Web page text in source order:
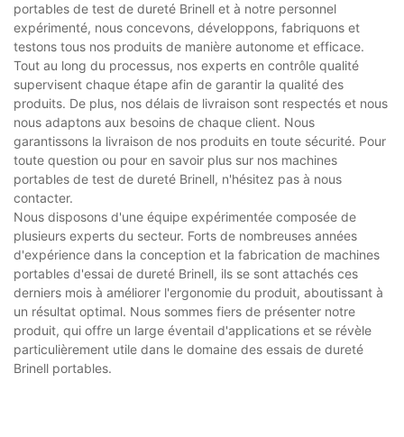
portables de test de dureté Brinell et à notre personnel
expérimenté, nous concevons, développons, fabriquons et
testons tous nos produits de manière autonome et efficace.
Tout au long du processus, nos experts en contrôle qualité
supervisent chaque étape afin de garantir la qualité des
produits. De plus, nos délais de livraison sont respectés et nous
nous adaptons aux besoins de chaque client. Nous
garantissons la livraison de nos produits en toute sécurité. Pour
toute question ou pour en savoir plus sur nos machines
portables de test de dureté Brinell, n'hésitez pas à nous
contacter.
Nous disposons d'une équipe expérimentée composée de
plusieurs experts du secteur. Forts de nombreuses années
d'expérience dans la conception et la fabrication de machines
portables d'essai de dureté Brinell, ils se sont attachés ces
derniers mois à améliorer l'ergonomie du produit, aboutissant à
un résultat optimal. Nous sommes fiers de présenter notre
produit, qui offre un large éventail d'applications et se révèle
particulièrement utile dans le domaine des essais de dureté
Brinell portables.